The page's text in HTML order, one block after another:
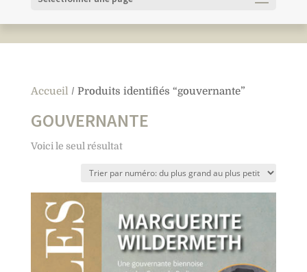
Accueil/ Produits identifiés “gouvernante”
GOUVERNANTE
Voici le seul résultat